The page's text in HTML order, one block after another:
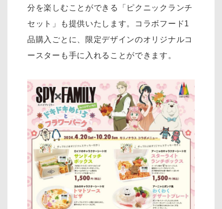
分を楽しむことができる「ピクニックランチ
セット」も提供いたします。コラボフード1
品購入ごとに、限定デザインのオリジナルコ
ースターも手に入れることができます。